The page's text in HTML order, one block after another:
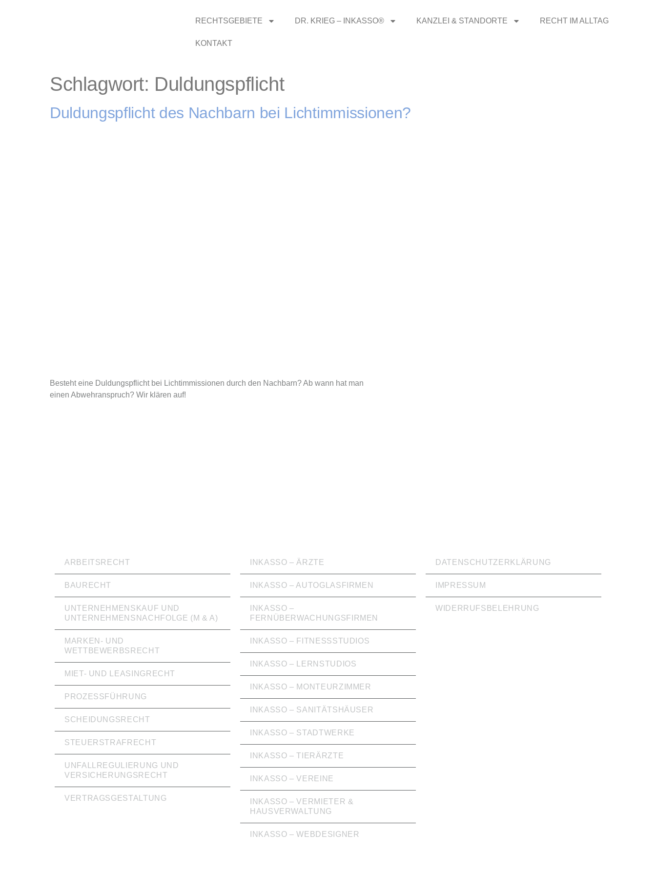
RECHTSGEBIETE DR. KRIEG – INKASSO® KANZLEI & STANDORTE RECHT IM ALLTAG
KONTAKT
Schlagwort: Duldungspflicht
Duldungspflicht des Nachbarn bei Lichtimmissionen?
Besteht eine Duldungspflicht bei Lichtimmissionen durch den Nachbarn? Ab wann hat man
einen Abwehranspruch? Wir klären auf!
ARBEITSRECHT
BAURECHT
UNTERNEHMENSKAUF UND
UNTERNEHMENSNACHFOLGE (M & A)
MARKEN- UND
WETTBEWERBSRECHT
MIET- UND LEASINGRECHT
PROZESSFÜHRUNG
SCHEIDUNGSRECHT
STEUERSTRAFRECHT
UNFALLREGULIERUNG UND
VERSICHERUNGSRECHT
VERTRAGSGESTALTUNG
INKASSO – ÄRZTE
INKASSO – AUTOGLASFIRMEN
INKASSO –
FERNÜBERWACHUNGSFIRMEN
INKASSO – FITNESSSTUDIOS
INKASSO – LERNSTUDIOS
INKASSO – MONTEURZIMMER
INKASSO – SANITÄTSHÄUSER
INKASSO – STADTWERKE
INKASSO – TIERÄRZTE
INKASSO – VEREINE
INKASSO – VERMIETER &
HAUSVERWALTUNG
INKASSO – WEBDESIGNER
DATENSCHUTZERKLÄRUNG
IMPRESSUM
WIDERRUFSBELEHRUNG